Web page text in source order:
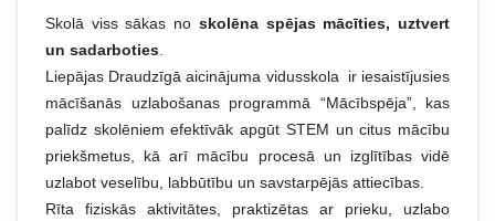
Skolā viss sākas no skolēna spējas mācīties, uztvert
un sadarboties
Liepājas Draudzīgā aicinājuma vidusskola
ir iesaistījusies
mācīšanās uzlabošanas programmā “Mācībspēja”, kas
palīdz skolēniem efektīvāk apgūt STEM un citus mācību
priekšmetus, kā arī mācību procesā un izglītības vidē
uzlabot veselību, labbūtību un savstarpējās attiecības.
Rīta fiziskās aktivitātes, praktizētas ar prieku, uzlabo